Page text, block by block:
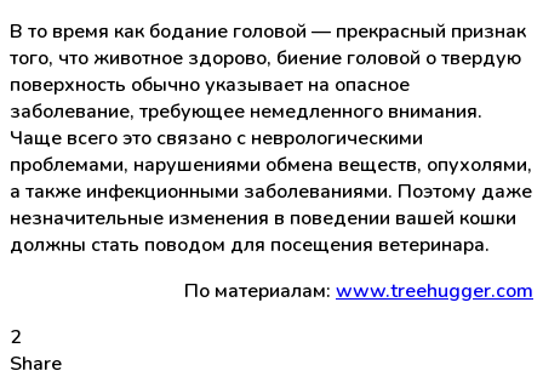
В то время как бодание головой — прекрасный признак
того, что животное здорово, биение головой о твердую
поверхность обычно указывает на опасное
заболевание, требующее немедленного внимания.
Чаще всего это связано с неврологическими
проблемами, нарушениями обмена веществ, опухолями,
а также инфекционными заболеваниями. Поэтому даже
незначительные изменения в поведении вашей кошки
должны стать поводом для посещения ветеринара.
По материалам: www.treehugger.com
2
Share